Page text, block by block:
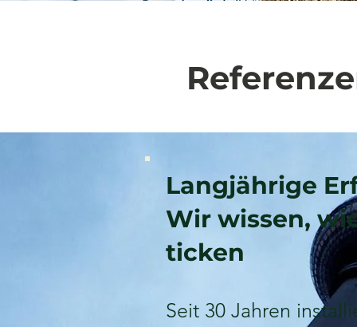
Langjährige
Wir wissen,
ticken
Seit 30 Jahren